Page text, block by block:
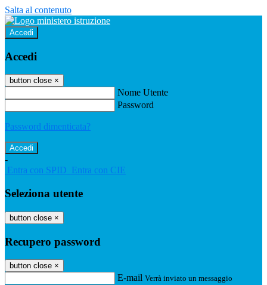
Salta al contenuto
Accedi
Accedi
button close ×
Nome Utente
Password
Password dimenticata?
-
Entra con SPID Entra con CIE
Seleziona utente
button close ×
Recupero password
button close ×
E-mail Verrà inviato un messaggio